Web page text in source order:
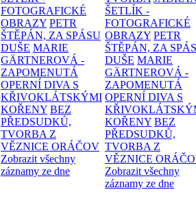
FOTOGRAFICKÉ
OBRAZY PETR
ŠTĚPÁN, ZA SPÁSU
DUŠE MARIE
GÄRTNEROVÁ -
ZAPOMENUTÁ
OPERNÍ DIVA S
KŘIVOKLÁTSKÝMI
KOŘENY BEZ
PŘEDSUDKŮ,
TVORBA Z
VĚZNICE ORÁČOV
Zobrazit všechny
záznamy ze dne
ŠETLÍK -
FOTOGRAFICKÉ
OBRAZY PETR
ŠTĚPÁN, ZA
DUŠE MARIE
GÄRTNEROVÁ -
ZAPOMENUTÁ
OPERNÍ DIVA S
KOŘENY BEZ
PŘEDSUDKŮ,
TVORBA Z
VĚZNICE
Zobrazit všechny
záznamy ze dne